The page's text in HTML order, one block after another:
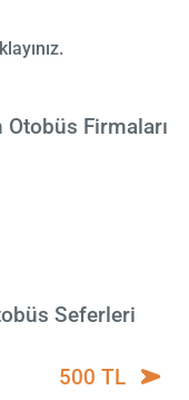
Firmaları
Seferleri
500 TL